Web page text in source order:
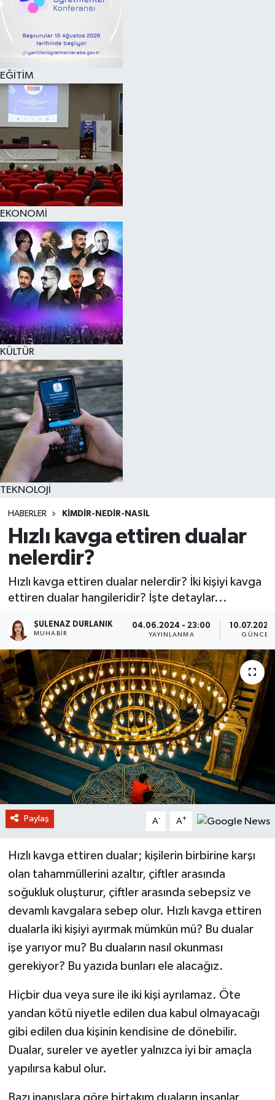
EĞİTİM
EKONOMİ
KÜLTÜR
TEKNOLOJİ
HABERLER KIMDIR-NEDIR-NASIL
Hızlı kavga ettiren dualar
nelerdir?
Hızlı kavga ettiren dualar nelerdir? İki kişiyi kavga
ettiren dualar hangileridir? İşte detaylar...
ŞULENAZ DURLANIK
MUHABIR
04.06.2024 - 23:00
YAYINLANMA
Paylaş A- A+
Hızlı kavga ettiren dualar; kişilerin birbirine karşı
olan tahammüllerini azaltır, çiftler arasında
soğukluk oluşturur, çiftler arasında sebepsiz ve
devamlı kavgalara sebep olur. Hızlı kavga ettiren
dualarla iki kişiyi ayırmak mümkün mü? Bu dualar
işe yarıyor mu? Bu duaların nasıl okunması
gerekiyor? Bu yazıda bunları ele alacağız.
Hiçbir dua veya sure ile iki kişi ayrılamaz. Öte
yandan kötü niyetle edilen dua kabul olmayacağı
gibi edilen dua kişinin kendisine de dönebilir.
Dualar, sureler ve ayetler yalnızca iyi bir amaçla
yapılırsa kabul olur.
Bazı inanışlara göre birtakım duaların insanlar